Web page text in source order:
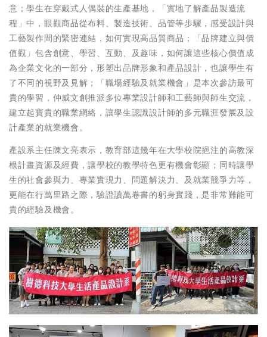
意；學生在穿戴式人偶裝的生產基地，「實地了解產品製造流
程」中，眼觀商品從布料、製造技術、品管等步驟，感受設計與
工藝製作間的緊密連結，如何實現高品質商品；「品牌建立與價
值觀」包含創意、學習、互動、及趣味，如何讓這些核心價值成
為企業文化的一部分，形塑出品牌形象和產品設計，也讓學生有
了不同的視野及見解；「職場經驗及就業機會」是本次參訪最可
貴的學習，仲威文創推派多位專業設計師和工藝師與師生交流，
建立起寶貴的職業網絡，讓學生認識設計師的多元職涯發展及設
計產業的就業機會。
產設系主任陳文亮表示，教育部這幾年在大學校院挹注的高教深
根計畫資源及經費，讓學校的教學特色更有機會彰顯；同時讓學
生的社會參與力、專業實現力、問題解決力、及就業競爭力等，
更能在行萬里路之際，驗證讀萬卷書的躬身實踐，是非常難能可
貴的經驗及機會。